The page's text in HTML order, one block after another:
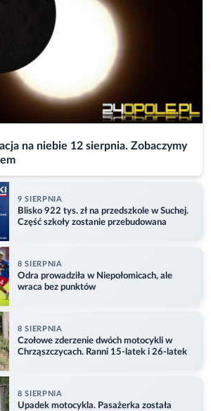
na niebie 12 sierpnia. Zobaczymy
9 SIERPNIA
Blisko 922 tys. zł na przedszkole w Suchej.
Część szkoły zostanie przebudowana
8 SIERPNIA
Odra prowadziła w Niepołomicach, ale
wraca bez punktów
8 SIERPNIA
Czołowe zderzenie dwóch motocykli w
Chrząszczycach. Ranni 15-latek i 26-latek
8 SIERPNIA
Upadek motocykla. Pasażerka została